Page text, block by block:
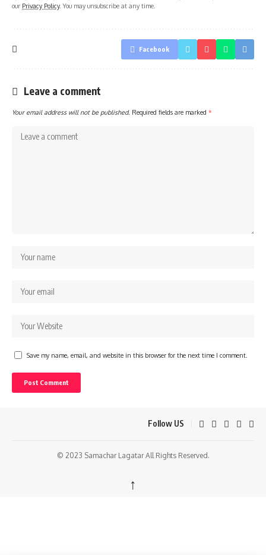
our Privacy Policy. You may unsubscribe at any time.
Facebook
Leave a comment
Your email address will not be published. Required fields are marked *
Save my name, email, and website in this browser for the next time I comment.
Follow US
© 2023 Samachar Lagatar All Rights Reserved.
↑